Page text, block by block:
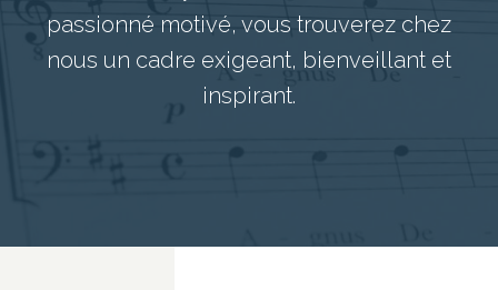
passionné motivé, vous trouverez chez
nous un cadre exigeant, bienveillant et
inspirant.